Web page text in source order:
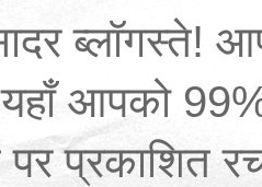
ब्लॉगस्ते!
आपको
पर प्रकाशित